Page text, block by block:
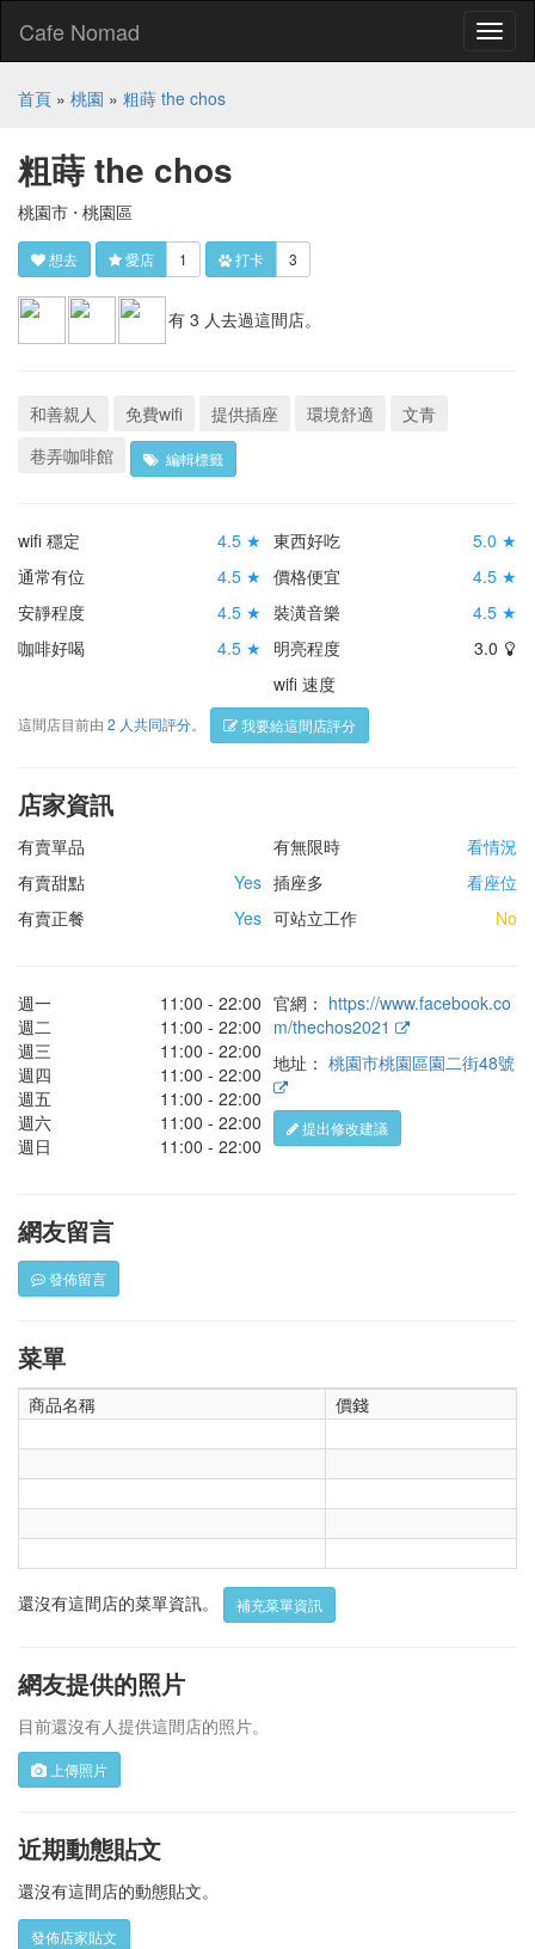
Cafe Nomad
首頁 » 桃園 » 粗蒔 the chos
粗蒔 the chos
桃園市 ⋅ 桃園區
想去 愛店 1 打卡 3
有 3 人去過這間店。
和善親人 免費wifi 提供插座 環境舒適
文青
巷弄咖啡館
編輯標籤
wifi 穩定
4.5 ★
通常有位
4.5 ★
安靜程度
4.5 ★
咖啡好喝
4.5 ★
東西好吃
5.0 ★
價格便宜
4.5 ★
裝潢音樂
4.5 ★
明亮程度
3.0
wifi 速度
這間店目前由 2 人共同評分。 我要給這間店評分
店家資訊
有賣單品
有賣甜點
Yes
有賣正餐
Yes
有無限時
看情況
插座多
看座位
可站立工作
No
週一
11:00 - 22:00
週二
11:00 - 22:00
週三
11:00 - 22:00
週四
11:00 - 22:00
週五
11:00 - 22:00
週六
11:00 - 22:00
週日
11:00 - 22:00
官網： https://www.facebook.co
m/thechos2021
地址： 桃園市桃園區園二街48號
提出修改建議
網友留言
發佈留言
菜單
商品名稱 價錢
還沒有這間店的菜單資訊。 補充菜單資訊
網友提供的照片
目前還沒有人提供這間店的照片。
上傳照片
近期動態貼文
還沒有這間店的動態貼文。
發佈店家貼文